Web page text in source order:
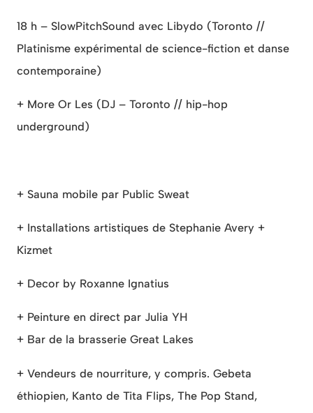
18 h – SlowPitchSound avec Libydo (Toronto //
Platinisme expérimental de science-fiction et danse
contemporaine)
+ More Or Les (DJ – Toronto // hip-hop
underground)
+ Sauna mobile par Public Sweat
+ Installations artistiques de Stephanie Avery +
Kizmet
+ Decor by Roxanne Ignatius
+ Peinture en direct par Julia YH
+ Bar de la brasserie Great Lakes
+ Vendeurs de nourriture, y compris. Gebeta
éthiopien, Kanto de Tita Flips, The Pop Stand,